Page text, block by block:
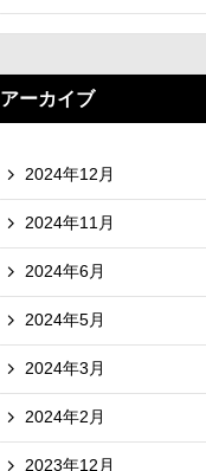
アーカイブ
2024年12月
2024年11月
2024年6月
2024年5月
2024年3月
2024年2月
2023年12月